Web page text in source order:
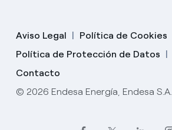
Aviso Legal
Política de Cookies
Política de Protección de Datos
Contacto
© 2026 Endesa Energía, Endesa S.A.